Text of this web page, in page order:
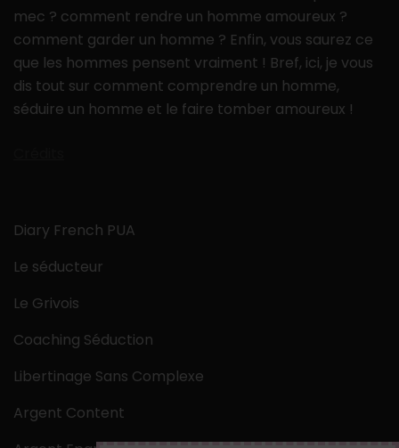
mec ? comment rendre un homme amoureux ?
comment garder un homme ? Enfin, vous saurez ce
que les hommes pensent vraiment ! Bref, ici, je vous
dis tout sur comment comprendre un homme,
séduire un homme et le faire tomber amoureux !
Diary French PUA
Le séducteur
Le Grivois
Coaching Séduction
Libertinage Sans Complexe
Argent Content